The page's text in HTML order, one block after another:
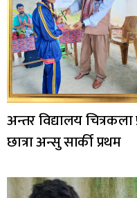
अन्तर विद्यालय
छात्रा अन्सु सार्की प्रथम